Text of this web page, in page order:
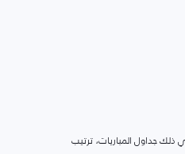
جداول المباريات، ترتيب